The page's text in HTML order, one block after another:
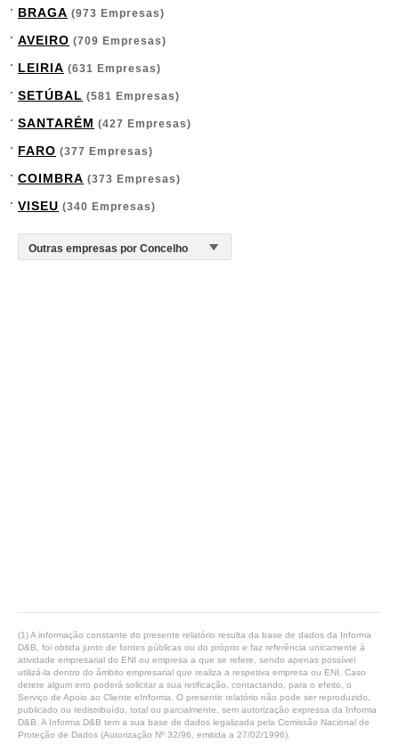
BRAGA (973 Empresas)
AVEIRO (709 Empresas)
LEIRIA (631 Empresas)
SETÚBAL (581 Empresas)
SANTARÉM (427 Empresas)
FARO (377 Empresas)
COIMBRA (373 Empresas)
VISEU (340 Empresas)
(1) A informação constante do presente relatório resulta da base de dados da Informa
D&B, foi obtida junto de fontes públicas ou do próprio e faz referência unicamente à
atividade empresarial do ENI ou empresa a que se refere, sendo apenas possível
utilizá-la dentro do âmbito empresarial que realiza a respetiva empresa ou ENI. Caso
detete algum erro poderá solicitar a sua retificação, contactando, para o efeito, o
Serviço de Apoio ao Cliente eInforma. O presente relatório não pode ser reproduzido,
publicado ou redistribuído, total ou parcialmente, sem autorização expressa da Informa
D&B. A Informa D&B tem a sua base de dados legalizada pela Comissão Nacional de
Proteção de Dados (Autorização Nº 32/96, emitida a 27/02/1996).